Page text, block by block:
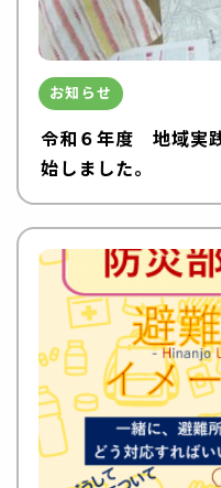
お知らせ
令和６年度 地域実
始しました。